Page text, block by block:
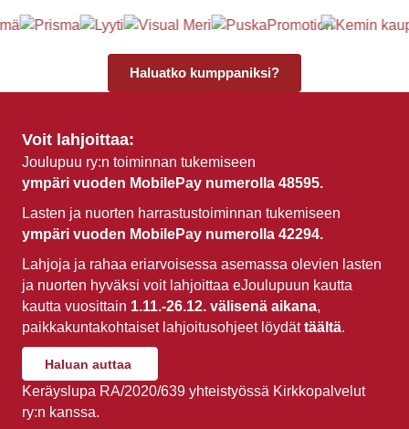
Haluatko kumppaniksi?
Voit lahjoittaa:
Joulupuu ry:n toiminnan tukemiseen
ympäri vuoden MobilePay numerolla 48595.
Lasten ja nuorten harrastustoiminnan tukemiseen
ympäri vuoden MobilePay numerolla 42294.
Lahjoja ja rahaa eriarvoisessa asemassa olevien lasten
ja nuorten hyväksi voit lahjoittaa eJoulupuun kautta
kautta vuosittain 1.11.-26.12. välisenä aikana,
paikkakuntakohtaiset lahjoitusohjeet löydättäältä.
Haluan auttaa
Keräyslupa RA/2020/639 yhteistyössä Kirkkopalvelut
ry:n kanssa.